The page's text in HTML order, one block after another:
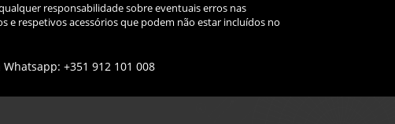
responsabilidade sobre eventuais erros nas
e respetivos acessórios que podem não estar incluídos no
+351 912 101 008